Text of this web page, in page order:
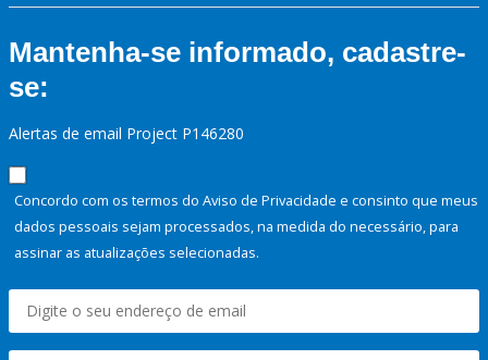
Mantenha-se informado, cadastre-
se:
Alertas de email Project P146280
Concordo com os termos do Aviso de Privacidade e consinto que meus
dados pessoais sejam processados, na medida do necessário, para
assinar as atualizações selecionadas.